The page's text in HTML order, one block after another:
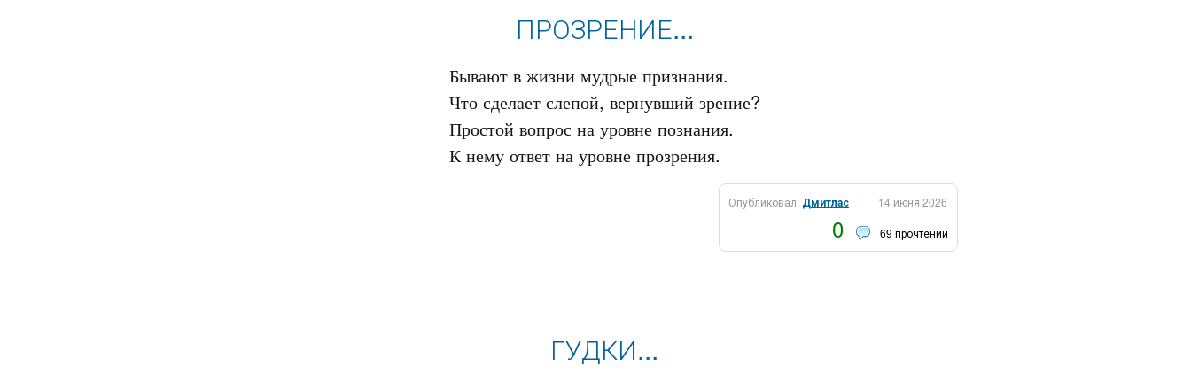
ПРОЗРЕНИЕ...
Бывают в жизни мудрые признания.
Что сделает слепой, вернувший зрение?
Простой вопрос на уровне познания.
Опубликовал: Дмитлас 14 июня 2026
0 | 69 прочтений
ГУДКИ...